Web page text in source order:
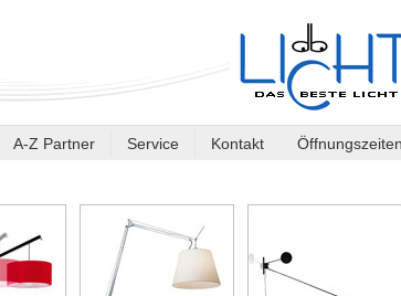
A-Z Partner Service Kontakt Öffnungszeiten